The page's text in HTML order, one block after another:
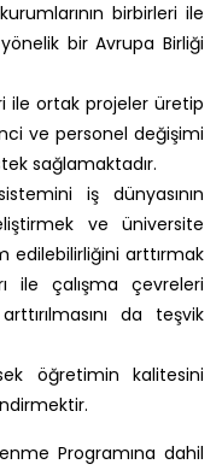
birbirleri ile
bir Avrupa Birliği
ile ortak projeler üretip
ve personel değişimi
sağlamaktadır.
iş dünyasının
ve üniversite
edilebilirliğini arttırmak
ile çalışma çevreleri
da teşvik
öğretimin kalitesini
Programına dahil